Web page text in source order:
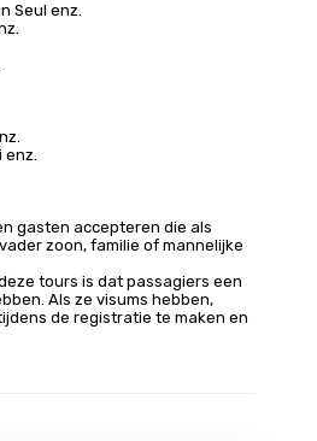
Seul enz.
enz.
gasten accepteren die als
zoon, familie of mannelijke
tours is dat passagiers een
Als ze visums hebben,
de registratie te maken en